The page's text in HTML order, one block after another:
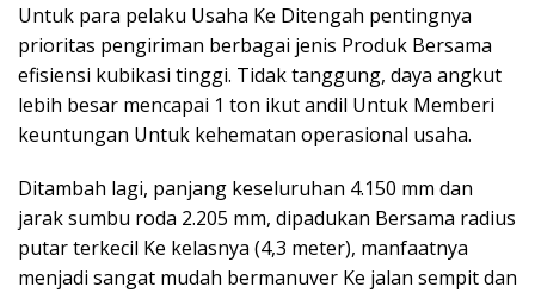
Untuk para pelaku Usaha Ke Ditengah pentingnya
prioritas pengiriman berbagai jenis Produk Bersama
efisiensi kubikasi tinggi. Tidak tanggung, daya angkut
lebih besar mencapai 1 ton ikut andil Untuk Memberi
keuntungan Untuk kehematan operasional usaha.
Ditambah lagi, panjang keseluruhan 4.150 mm dan
jarak sumbu roda 2.205 mm, dipadukan Bersama radius
putar terkecil Ke kelasnya (4,3 meter), manfaatnya
menjadi sangat mudah bermanuver Ke jalan sempit dan